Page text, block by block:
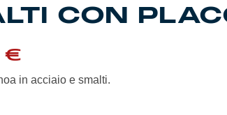
CON
€
in acciaio e smalti.